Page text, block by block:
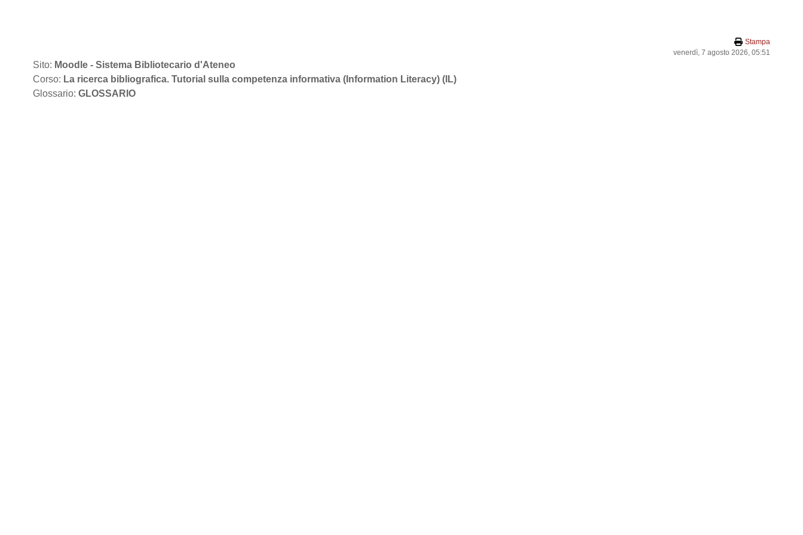
Stampa
venerdì, 7 agosto 2026, 05:51
Sito: Moodle - Sistema Bibliotecario d'Ateneo
Corso: La ricerca bibliografica. Tutorial sulla competenza informativa (Information Literacy) (IL)
Glossario: GLOSSARIO